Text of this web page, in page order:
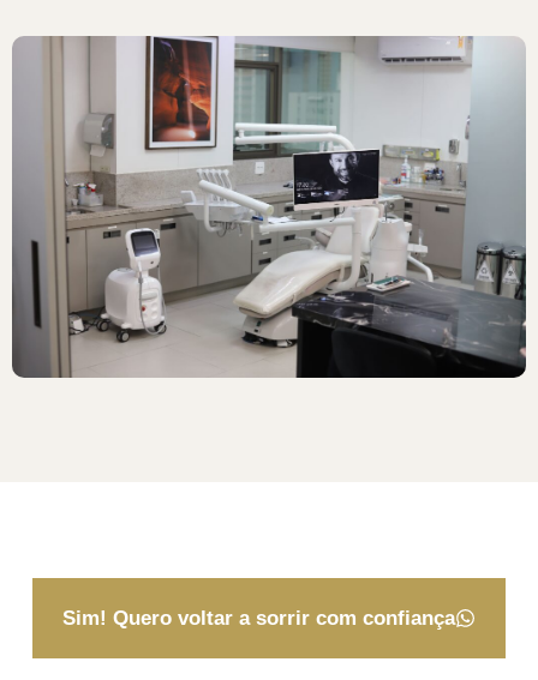
Sim! Quero voltar a sorrir com confiança